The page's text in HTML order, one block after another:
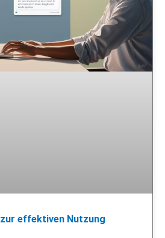
effektiven Nutzung